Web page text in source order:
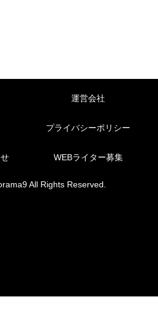
運営会社
プライバシーポリシー
WEBライター募集
All Rights Reserved.